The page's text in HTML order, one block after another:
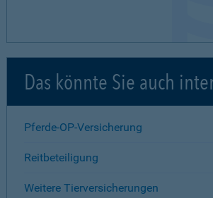
Das könnte Sie auch
Pferde-OP-Versicherung
Reitbeteiligung
Weitere Tierversicherungen